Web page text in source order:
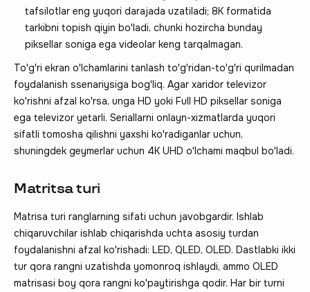
tafsilotlar eng yuqori darajada uzatiladi; 8K formatida
tarkibni topish qiyin bo'ladi, chunki hozircha bunday
piksellar soniga ega videolar keng tarqalmagan.
To'g'ri ekran o'lchamlarini tanlash to'g'ridan-to'g'ri qurilmadan
foydalanish ssenariysiga bog'liq. Agar xaridor televizor
ko'rishni afzal ko'rsa, unga HD yoki Full HD piksellar soniga
ega televizor yetarli. Seriallarni onlayn-xizmatlarda yuqori
sifatli tomosha qilishni yaxshi ko'radiganlar uchun,
shuningdek geymerlar uchun 4K UHD o'lchami maqbul bo'ladi.
Matritsa turi
Matrisa turi ranglarning sifati uchun javobgardir. Ishlab
chiqaruvchilar ishlab chiqarishda uchta asosiy turdan
foydalanishni afzal ko'rishadi: LED, QLED, OLED. Dastlabki ikki
tur qora rangni uzatishda yomonroq ishlaydi, ammo OLED
matrisasi boy qora rangni ko'paytirishga qodir. Har bir turni